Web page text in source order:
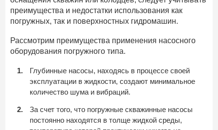
преимущества и недостатки использования как
погружных, так и поверхностных гидромашин.
Рассмотрим преимущества применения насосного
оборудования погружного типа.
Глубинные насосы, находясь в процессе своей
эксплуатации в жидкости, создают минимальное
количество шума и вибраций.
За счет того, что погружные скважинные насосы
постоянно находятся в толще жидкой среды,